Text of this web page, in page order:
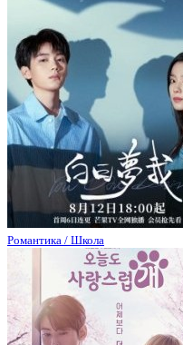
Романтика / Школа